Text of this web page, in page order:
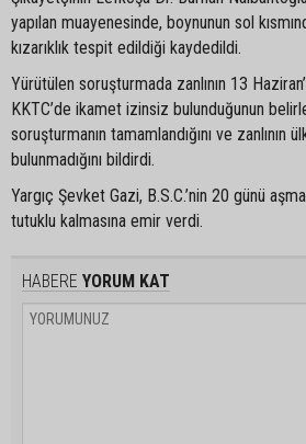
yapılan muayenesinde, boynunun sol
kızarıklık tespit edildiği kaydedildi.
Yürütülen soruşturmada zanlının 13
KKTC’de ikamet izinsiz bulunduğunun
soruşturmanın tamamlandığını ve zanlının
bulunmadığını bildirdi.
Yargıç Şevket Gazi, B.S.C.’nin 20 günü
tutuklu kalmasına emir verdi.
HABERE YORUM KAT